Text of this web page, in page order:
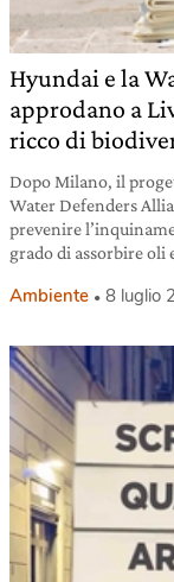
Hyundai e la
approdano a
ricco di
Dopo Milano, il
Water Defenders
prevenire
grado di assorbire oli
Ambiente 8 luglio